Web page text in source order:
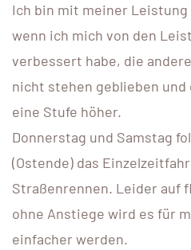
Ich bin mit meiner
wenn ich mich von den
verbessert habe, die
nicht stehen geblieben und
eine Stufe höher.
Donnerstag und Samstag
(Ostende) das
Straßenrennen. Leider auf
ohne Anstiege wird es für
einfacher werden.